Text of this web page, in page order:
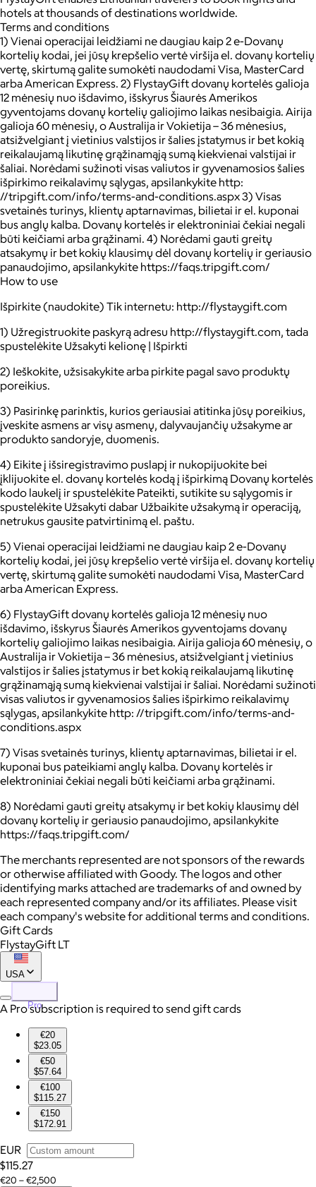
hotels at thousands of destinations worldwide.
Terms and conditions
1) Vienai operacijai leidžiami ne daugiau kaip 2 e-Dovanų
kortelių kodai, jei jūsų krepšelio vertė viršija el. dovanų kortelių
vertę, skirtumą galite sumokėti naudodami Visa, MasterCard
arba American Express. 2) FlystayGift dovanų kortelės galioja
12 mėnesių nuo išdavimo, išskyrus Šiaurės Amerikos
gyventojams dovanų kortelių galiojimo laikas nesibaigia. Airija
galioja 60 mėnesių, o Australija ir Vokietija – 36 mėnesius,
atsižvelgiant į vietinius valstijos ir šalies įstatymus ir bet kokią
reikalaujamą likutinę grąžinamąją sumą kiekvienai valstijai ir
šaliai. Norėdami sužinoti visas valiutos ir gyvenamosios šalies
išpirkimo reikalavimų sąlygas, apsilankykite http:
//tripgift.com/info/terms-and-conditions.aspx 3) Visas
svetainės turinys, klientų aptarnavimas, bilietai ir el. kuponai
bus anglų kalba. Dovanų kortelės ir elektroniniai čekiai negali
būti keičiami arba grąžinami. 4) Norėdami gauti greitų
atsakymų ir bet kokių klausimų dėl dovanų kortelių ir geriausio
panaudojimo, apsilankykite https://faqs.tripgift.com/
How to use
Išpirkite (naudokite) Tik internetu: http://flystaygift.com
1) Užregistruokite paskyrą adresu http://flystaygift.com, tada
spustelėkite Užsakyti kelionę | Išpirkti
2) Ieškokite, užsisakykite arba pirkite pagal savo produktų
poreikius.
3) Pasirinkę parinktis, kurios geriausiai atitinka jūsų poreikius,
įveskite asmens ar visų asmenų, dalyvaujančių užsakyme ar
produkto sandoryje, duomenis.
4) Eikite į išsiregistravimo puslapį ir nukopijuokite bei
įklijuokite el. dovanų kortelės kodą į išpirkimą Dovanų kortelės
kodo laukelį ir spustelėkite Pateikti, sutikite su sąlygomis ir
spustelėkite Užsakyti dabar Užbaikite užsakymą ir operaciją,
netrukus gausite patvirtinimą el. paštu.
5) Vienai operacijai leidžiami ne daugiau kaip 2 e-Dovanų
kortelių kodai, jei jūsų krepšelio vertė viršija el. dovanų kortelių
vertę, skirtumą galite sumokėti naudodami Visa, MasterCard
arba American Express.
6) FlystayGift dovanų kortelės galioja 12 mėnesių nuo
išdavimo, išskyrus Šiaurės Amerikos gyventojams dovanų
kortelių galiojimo laikas nesibaigia. Airija galioja 60 mėnesių, o
Australija ir Vokietija – 36 mėnesius, atsižvelgiant į vietinius
valstijos ir šalies įstatymus ir bet kokią reikalaujamą likutinę
grąžinamąją sumą kiekvienai valstijai ir šaliai. Norėdami sužinoti
visas valiutos ir gyvenamosios šalies išpirkimo reikalavimų
sąlygas, apsilankykite http: //tripgift.com/info/terms-and-
conditions.aspx
7) Visas svetainės turinys, klientų aptarnavimas, bilietai ir el.
kuponai bus pateikiami anglų kalba. Dovanų kortelės ir
elektroniniai čekiai negali būti keičiami arba grąžinami.
8) Norėdami gauti greitų atsakymų ir bet kokių klausimų dėl
dovanų kortelių ir geriausio panaudojimo, apsilankykite
https://faqs.tripgift.com/
The merchants represented are not sponsors of the rewards
or otherwise affiliated with Goody. The logos and other
identifying marks attached are trademarks of and owned by
each represented company and/or its affiliates. Please visit
each company's website for additional terms and conditions.
Gift Cards
FlystayGift LT
USA
Pro
A Pro subscription is required to send gift cards
€20
$23.05
€50
$57.64
€100
$115.27
€150
$172.91
EUR
$115.27
€20 – €2,500